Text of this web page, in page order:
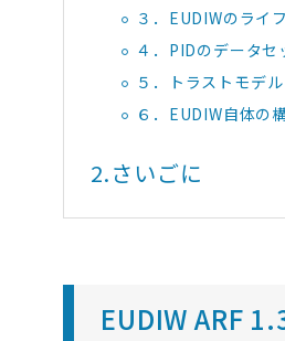
３．EUDIWのライ
４．PIDのデータセ
５．トラストモデル
６．EUDIW自体の
2.さいごに
EUDIW ARF